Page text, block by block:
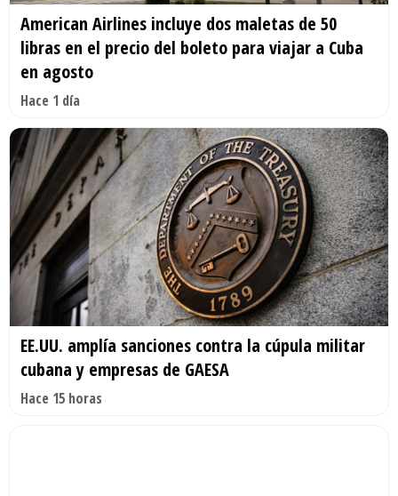
American Airlines incluye dos maletas de 50
libras en el precio del boleto para viajar a Cuba
en agosto
Hace 1 día
EE.UU. amplía sanciones contra la cúpula militar
cubana y empresas de GAESA
Hace 15 horas